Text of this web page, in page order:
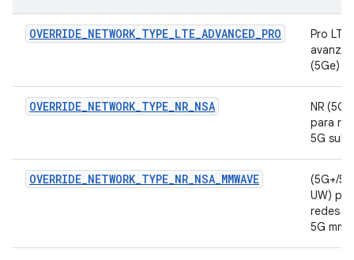
OVERRIDE_NETWORK_TYPE_LTE_ADVANCED_PRO
Pro LTE
(5Ge)
OVERRIDE_NETWORK_TYPE_NR_NSA
NR (5G)
para
5G
OVERRIDE_NETWORK_TYPE_NR_NSA_MMWAVE
(5G+/5G
UW)
redes
5G